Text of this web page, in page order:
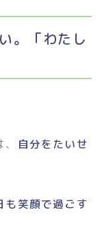
。「わたし
自分をたいせ
も笑顔で過ごす